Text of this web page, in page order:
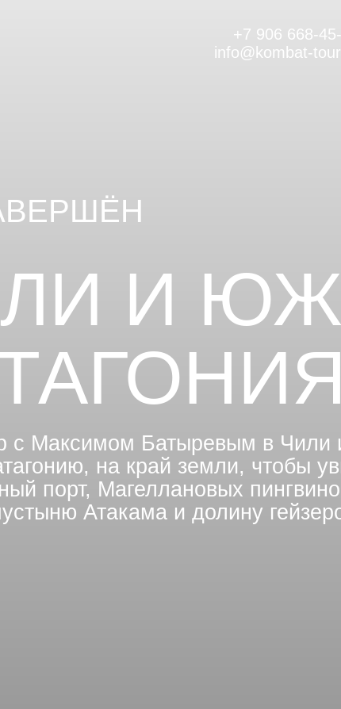
+7 906 668-
info@kombat-
И
с Максимом Батыревым в Чили
на край земли, чтобы
порт, Магеллановых
Атакама и долину